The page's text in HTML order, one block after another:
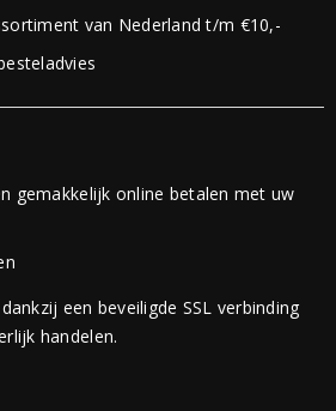
van Nederland t/m €10,-
gemakkelijk online betalen met uw
een beveiligde SSL verbinding
handelen.